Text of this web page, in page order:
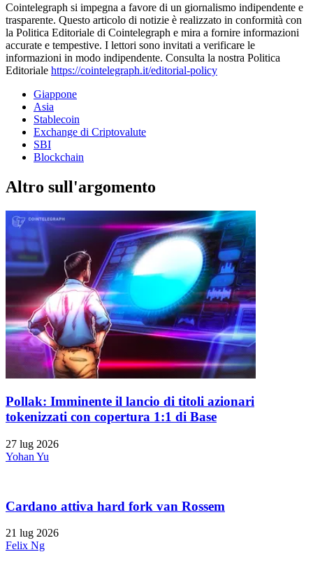
Cointelegraph si impegna a favore di un giornalismo indipendente e
trasparente. Questo articolo di notizie è realizzato in conformità con
la Politica Editoriale di Cointelegraph e mira a fornire informazioni
accurate e tempestive. I lettori sono invitati a verificare le
informazioni in modo indipendente. Consulta la nostra Politica
Editoriale https://cointelegraph.it/editorial-policy
Giappone
Asia
Stablecoin
Exchange di Criptovalute
SBI
Blockchain
Altro sull'argomento
Pollak: Imminente il lancio di titoli azionari
tokenizzati con copertura 1:1 di Base
27 lug 2026
Yohan Yu
Cardano attiva hard fork van Rossem
21 lug 2026
Felix Ng